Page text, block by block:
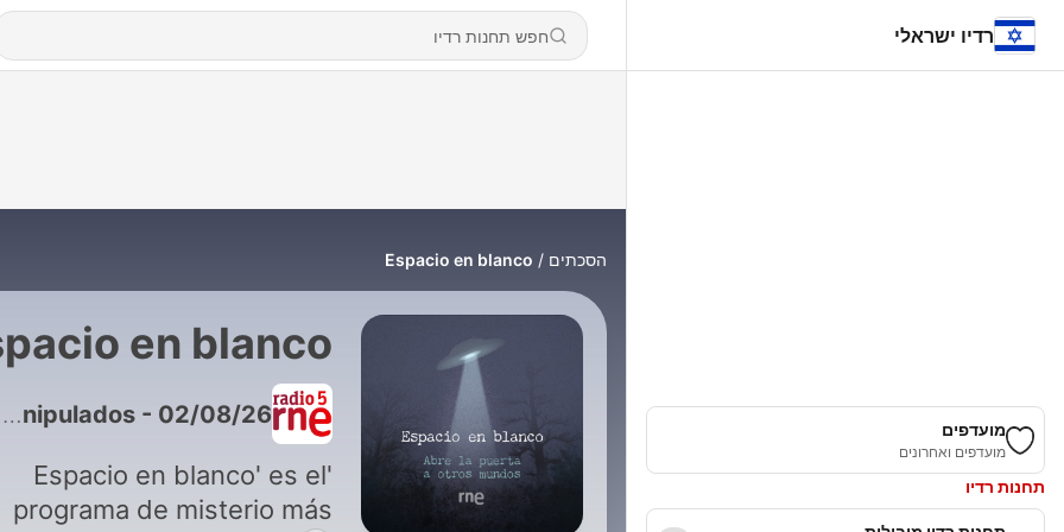
רדיו ישראלי
מועדפים
מועדפים ואחרונים
תחנות רדיו
הסכתים Espacio en blanco
en blanco
1152 - Espacio en blanco - Manipulados - 02/08/26
'Espacio en blanco' es el
programa de misterio más